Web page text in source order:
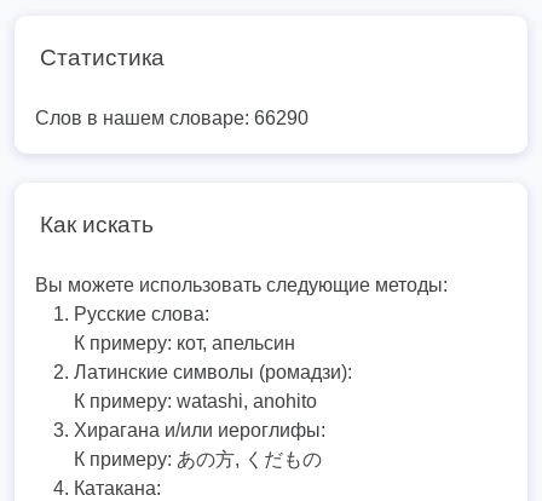
Статистика
Слов в нашем словаре: 66290
Как искать
Вы можете использовать следующие методы:
Русские слова:
К примеру: кот, апельсин
Латинские символы (ромадзи):
К примеру: watashi, anohito
Хирагана и/или иероглифы:
К примеру: あの方, くだもの
Катакана: